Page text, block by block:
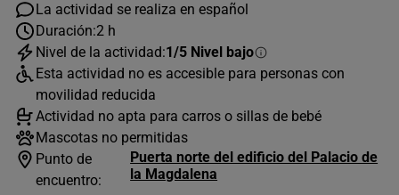
La actividad se realiza en español
Duración:2 h
Nivel de la actividad:1/5 Nivel bajo
Esta actividad no es accesible para personas con
movilidad reducida
Actividad no apta para carros o sillas de bebé
Mascotas no permitidas
Punto de
encuentro:
Puerta norte del edificio del Palacio de
la Magdalena